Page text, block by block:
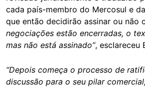
cada país-membro do Mercosul e
que então decidirão assinar ou não
negociações estão encerradas, o
mas não está assinado”, esclareceu
“Depois começa o processo de
discussão para o seu pilar